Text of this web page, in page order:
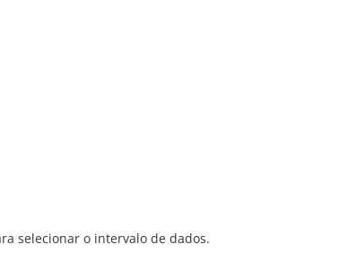
selecionar o intervalo de dados.